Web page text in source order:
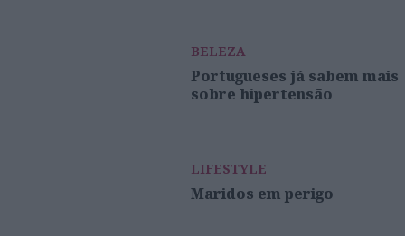
BELEZA
Portugueses já sabem mais
sobre hipertensão
LIFESTYLE
Maridos em perigo